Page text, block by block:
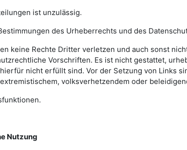
ist unzulässig.
des Urheberrechts und des
keine Rechte Dritter verletzen und auch sonst
Vorschriften. Es ist nicht gestattet,
nicht erfüllt sind. Vor der Setzung von Links
volksverhetzendem oder
Nutzung